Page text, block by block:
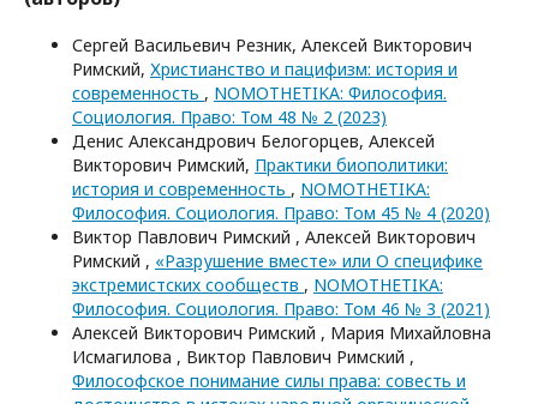
Сергей Васильевич Резник, Алексей Викторович
Римский, Христианство и пацифизм: история и
современность , NOMOTHETIKA: Философия.
Социология. Право: Том 48 № 2 (2023)
Денис Александрович Белогорцев, Алексей
Викторович Римский, Практики биополитики:
история и современность , NOMOTHETIKA:
Философия. Социология. Право: Том 45 № 4 (2020)
Виктор Павлович Римский , Алексей Викторович
Римский , «Разрушение вместе» или О специфике
экстремистских сообществ , NOMOTHETIKA:
Философия. Социология. Право: Том 46 № 3 (2021)
Алексей Викторович Римский , Мария Михайловна
Исмагилова , Виктор Павлович Римский ,
Философское понимание силы права: совесть и